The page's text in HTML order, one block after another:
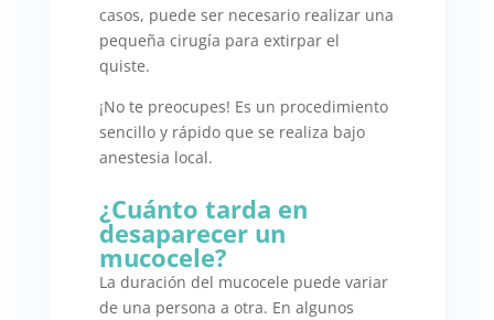
casos, puede ser necesario realizar una
pequeña cirugía para extirpar el
quiste.
¡No te preocupes! Es un procedimiento
sencillo y rápido que se realiza bajo
anestesia local.
¿Cuánto tarda en
desaparecer un
mucocele?
La duración del mucocele puede variar
de una persona a otra. En algunos